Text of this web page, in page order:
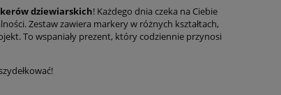
dziewiarskich! Każdego dnia czeka na Ciebie
Zestaw zawiera markery w różnych kształtach,
To wspaniały prezent, który codziennie przynosi